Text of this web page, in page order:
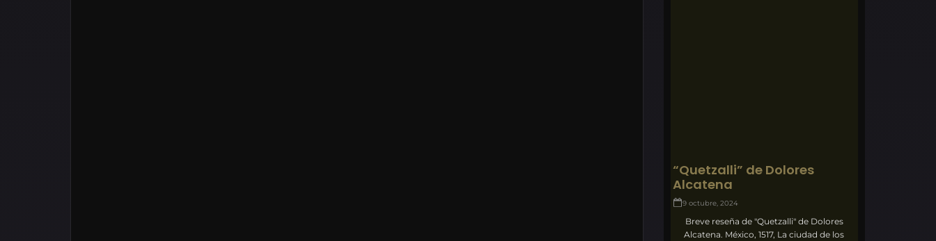
“Quetzalli” de Dolores
Alcatena
9 octubre, 2024
Breve reseña de "Quetzalli" de Dolores
Alcatena. México, 1517, La ciudad de los